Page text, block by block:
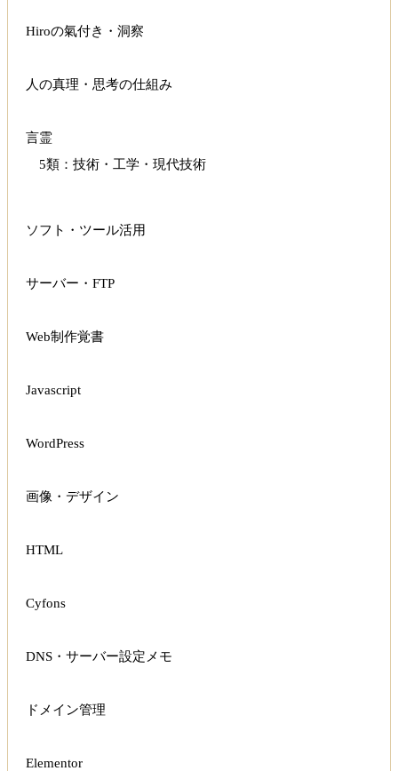
Hiroの氣付き・洞察
人の真理・思考の仕組み
言霊
5類：技術・工学・現代技術
ソフト・ツール活用
サーバー・FTP
Web制作覚書
Javascript
WordPress
画像・デザイン
HTML
Cyfons
DNS・サーバー設定メモ
ドメイン管理
Elementor